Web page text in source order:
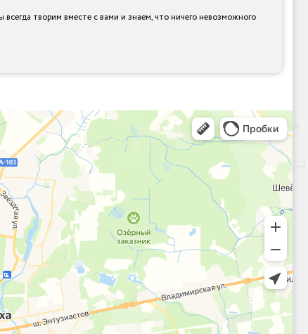
творим вместе с вами и знаем, что ничего невозможного